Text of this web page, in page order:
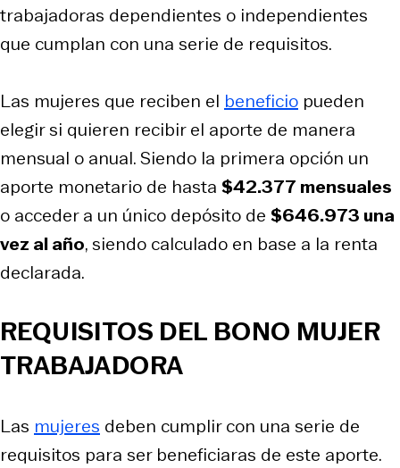
trabajadoras dependientes o independientes
que cumplan con una serie de requisitos.
Las mujeres que reciben el beneficio pueden
elegir si quieren recibir el aporte de manera
mensual o anual. Siendo la primera opción un
aporte monetario de hasta $42.377 mensuales
o acceder a un único depósito de $646.973 una
vez al año, siendo calculado en base a la renta
declarada.
REQUISITOS DEL BONO MUJER
TRABAJADORA
Las mujeres deben cumplir con una serie de
requisitos para ser beneficiaras de este aporte.